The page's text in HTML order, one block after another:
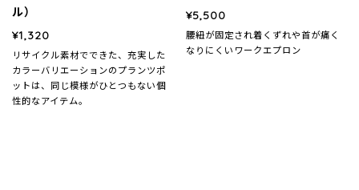
ル）
¥1,320
リサイクル素材でできた、充実した
カラーバリエーションのプランツポ
ットは、同じ模様がひとつもない個
性的なアイテム。
¥5,500
腰紐が固定され着くずれや首が痛く
なりにくいワークエプロン